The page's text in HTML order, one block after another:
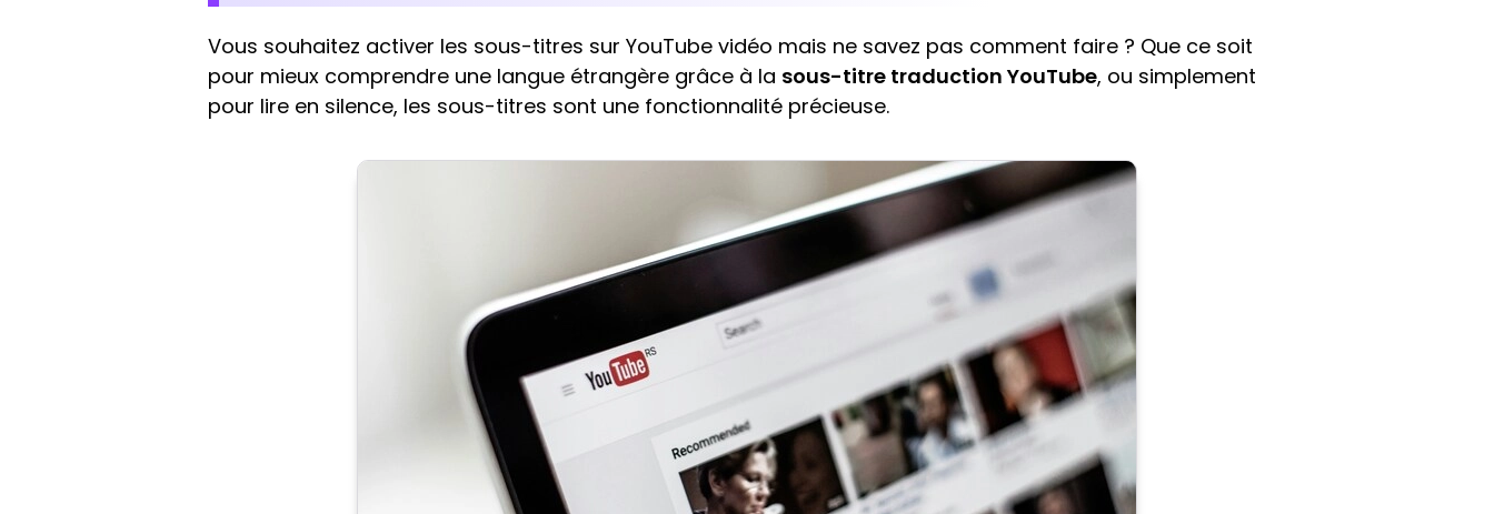
Vous souhaitez activer les sous-titres sur YouTube vidéo mais ne savez pas comment faire ? Que ce soit
pour mieux comprendre une langue étrangère grâce à la sous-titre traduction YouTube, ou simplement
pour lire en silence, les sous-titres sont une fonctionnalité précieuse.